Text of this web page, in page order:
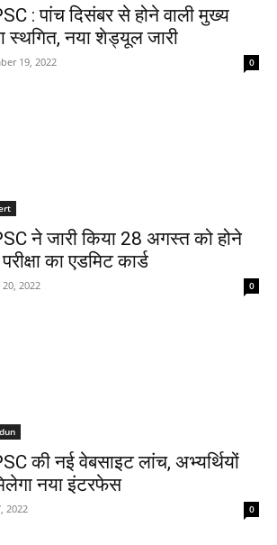
: पांच दिसंबर से होने वाली मुख्य
स्थगित, नया शेड्यूल जारी
19, 2022 0
ने जारी किया 28 अगस्त को होने
का एडमिट कार्ड
2022 0
की नई वेबसाइट लांच, अभ्यर्थियों
नया इंटरफेस
2022 0